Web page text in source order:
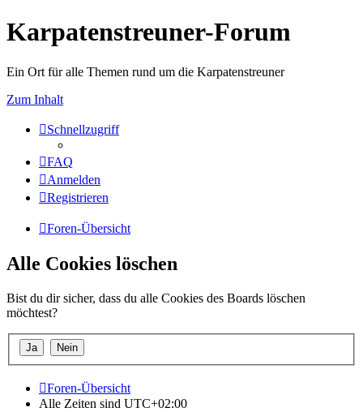
Karpatenstreuner-Forum
Ein Ort für alle Themen rund um die Karpatenstreuner
Zum Inhalt
Schnellzugriff
FAQ
Anmelden
Registrieren
Foren-Übersicht
Alle Cookies löschen
Bist du dir sicher, dass du alle Cookies des Boards löschen
möchtest?
Foren-Übersicht
Alle Zeiten sind UTC+02:00